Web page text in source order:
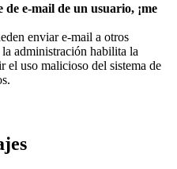
e-mail de un usuario, ¡me
enviar e-mail a otros
administración habilita la
el uso malicioso del sistema de